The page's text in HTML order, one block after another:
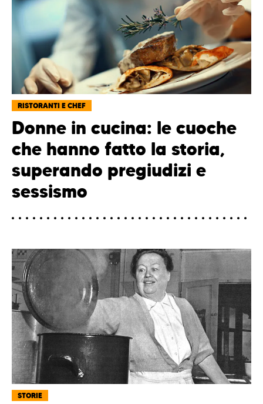
RISTORANTI E CHEF
Donne in cucina: le cuoche
che hanno fatto la storia,
superando pregiudizi e
sessismo
STORIE